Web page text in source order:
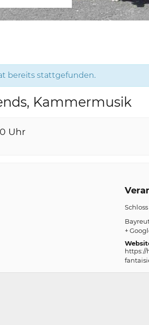
bereits stattgefunden.
Kammermusik
Uhr
+
https://